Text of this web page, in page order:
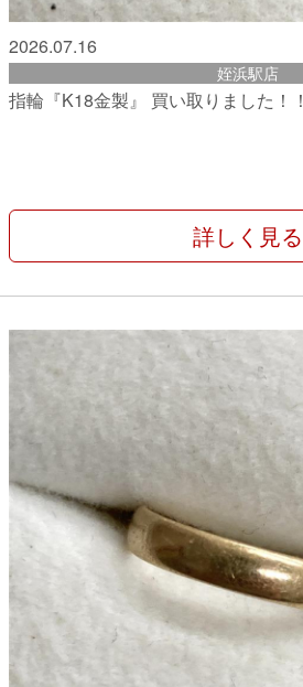
2026.07.16
姪浜駅店
指輪『K18金製』 買い取りました！！
詳しく見る